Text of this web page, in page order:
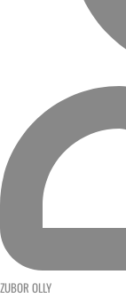
ZUBOR OLLY